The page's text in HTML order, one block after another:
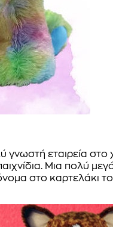
γνωστή εταιρεία
Μια πολύ
στο καρτελάκι